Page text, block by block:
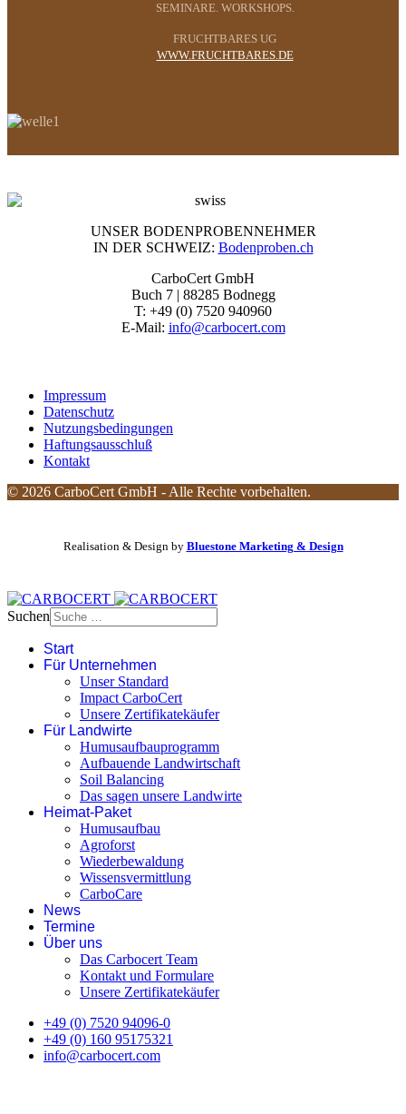
SEMINARE. WORKSHOPS.
FRUCHTBARES UG
WWW.FRUCHTBARES.DE
UNSER BODENPROBENNEHMER
IN DER SCHWEIZ: Bodenproben.ch
CarboCert GmbH
Buch 7 | 88285 Bodnegg
T: +49 (0) 7520 940960
E-Mail: info@carbocert.com
Impressum
Datenschutz
Nutzungsbedingungen
Haftungsausschluß
Kontakt
© 2026 CarboCert GmbH - Alle Rechte vorbehalten.
Realisation & Design by Bluestone Marketing & Design
Suchen
Start
Für Unternehmen
Unser Standard
Impact CarboCert
Unsere Zertifikatekäufer
Für Landwirte
Humusaufbauprogramm
Aufbauende Landwirtschaft
Soil Balancing
Das sagen unsere Landwirte
Heimat-Paket
Humusaufbau
Agroforst
Wiederbewaldung
Wissensvermittlung
CarboCare
News
Termine
Über uns
Das Carbocert Team
Kontakt und Formulare
Unsere Zertifikatekäufer
+49 (0) 7520 94096-0
+49 (0) 160 95175321
info@carbocert.com